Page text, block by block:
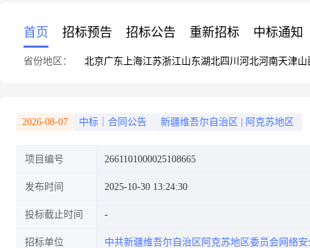
首页 招标预告 招标公告 重新招标 中标通知
省份地区： 北京广东 上海江苏浙江山东湖北四川 河北河南天津山
2026-08-07 中标｜合同公告 新疆维吾尔自治区 阿克苏地区
项目编号 2661101000025108665
发布时间 2025-10-30 13:24:30
投标截止时间
招标单位 中共新疆维吾尔自治区阿克苏地区委员会网络